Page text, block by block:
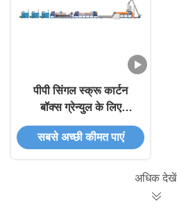
पीपी सिंगल स्क्रू कार्टन
बॉक्स ग्रेन्युल के लिए
प्लास्टिक स्ट्रैप उत्पादन
लाइन
सबसे अच्छी कीमत पाएं
अधिक देखें